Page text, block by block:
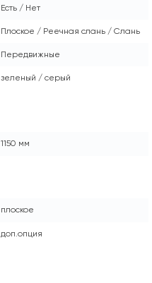
Есть / Нет
Плоское / Реечная слань / Слань
Передвижные
зеленый / серый
1150 мм
плоское
доп.опция